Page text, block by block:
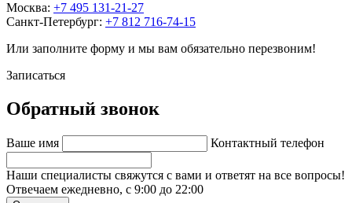
Москва: +7 495 131-21-27
Санкт-Петербург: +7 812 716-74-15
Или заполните форму и мы вам обязательно перезвоним!
Записаться
Обратный звонок
Ваше имя Контактный телефон
Наши специалисты свяжутся с вами и ответят на все вопросы!
Отвечаем ежедневно, с 9:00 до 22:00